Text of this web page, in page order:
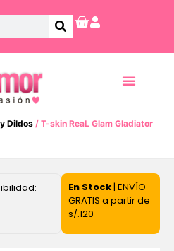
Dildos / T-skin ReaL Glam Gladiator
En Stock| ENVÍO
GRATIS a partir de
s/.120